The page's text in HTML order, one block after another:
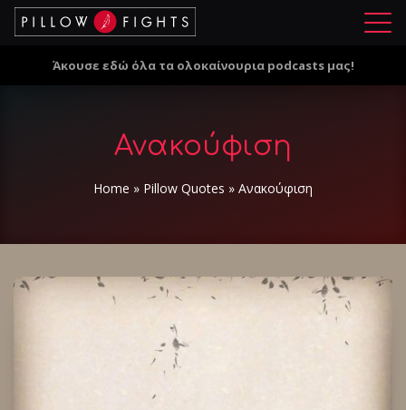
Μ
ο
Άκουσε εδώ όλα τα ολοκαίνουρια podcasts μας!
Ανακούφιση
Home » Pillow Quotes » Ανακούφιση